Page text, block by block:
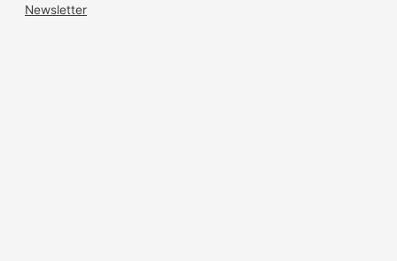
Newsletter